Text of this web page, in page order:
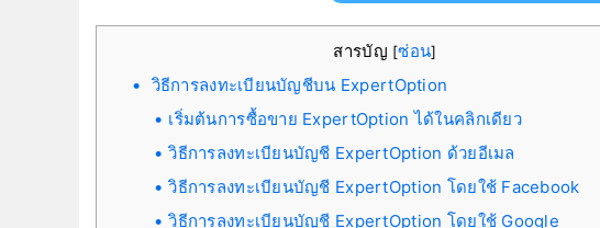
สารบัญ [ซ่อน]
วิธีการลงทะเบียนบัญชีบน ExpertOption
เริ่มต้นการซื้อขาย ExpertOption ได้ในคลิกเดียว
วิธีการลงทะเบียนบัญชี ExpertOption ด้วยอีเมล
วิธีการลงทะเบียนบัญชี ExpertOption โดยใช้ Facebook
วิธีการลงทะเบียนบัญชี ExpertOption โดยใช้ Google